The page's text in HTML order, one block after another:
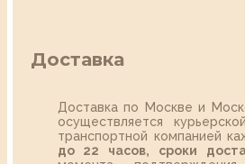
Доставка
Доставка по Москве и
осуществляется
транспортной компанией
до 22 часов,
сроки